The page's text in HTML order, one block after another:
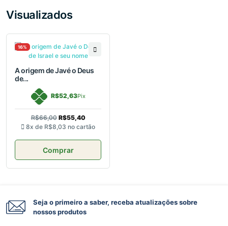
Visualizados
16%
A origem de Javé o Deus
de...
R$52,63Pix
R$66,00 R$55,40
8x de R$8,03 no cartão
Comprar
Seja o primeiro a saber, receba atualizações sobre
nossos produtos